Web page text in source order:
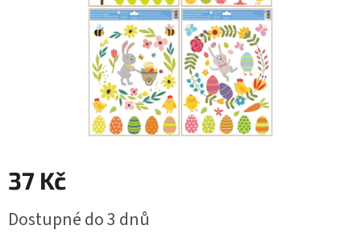
37 Kč
cena:
Dostupné do 3 dnů